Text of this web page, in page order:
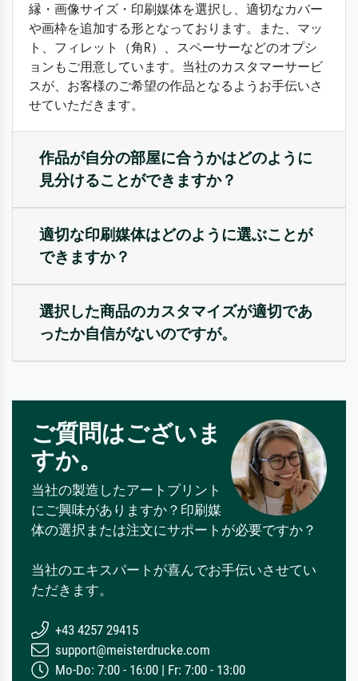
縁・画像サイズ・印刷媒体を選択し、適切なカバー
や画枠を追加する形となっております。また、マッ
ト、フィレット（角R）、スペーサーなどのオプシ
ョンもご用意しています。当社のカスタマーサービ
スが、お客様のご希望の作品となるようお手伝いさ
せていただきます。
作品が自分の部屋に合うかはどのように
見分けることができますか？
適切な印刷媒体はどのように選ぶことが
できますか？
選択した商品のカスタマイズが適切であ
ったか自信がないのですが。
ご質問はございま
すか。
当社の製造したアートプリント
にご興味がありますか？印刷媒
体の選択または注文にサポートが必要ですか？
当社のエキスパートが喜んでお手伝いさせてい
ただきます。
+43 4257 29415
support@meisterdrucke.com
Mo-Do: 7:00 - 16:00 | Fr: 7:00 - 13:00